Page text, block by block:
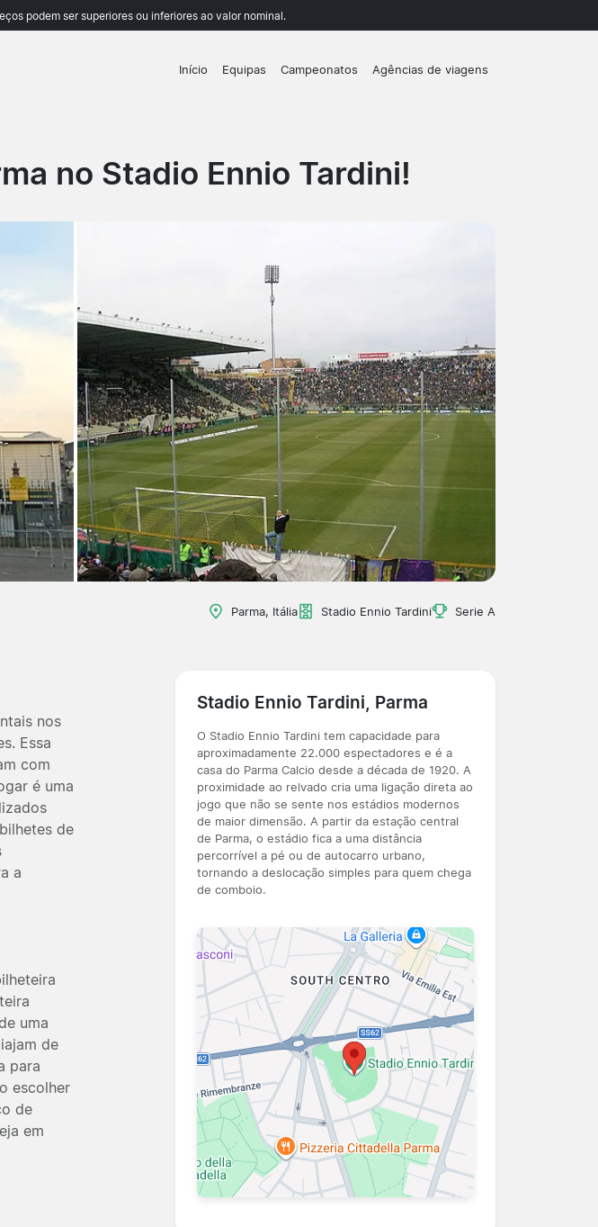
podem ser superiores ou inferiores ao valor nominal.
Início Equipas Campeonatos Agências de viagens
no Stadio Ennio Tardini!
Parma, Itália Stadio Ennio Tardini Serie A
nos
Essa
com
é uma
de
a
uma
de
para
escolher
de
em
Stadio Ennio Tardini, Parma
O Stadio Ennio Tardini tem capacidade para
aproximadamente 22.000 espectadores e é a
casa do Parma Calcio desde a década de 1920. A
proximidade ao relvado cria uma ligação direta ao
jogo que não se sente nos estádios modernos
de maior dimensão. A partir da estação central
de Parma, o estádio fica a uma distância
percorrível a pé ou de autocarro urbano,
tornando a deslocação simples para quem chega
de comboio.